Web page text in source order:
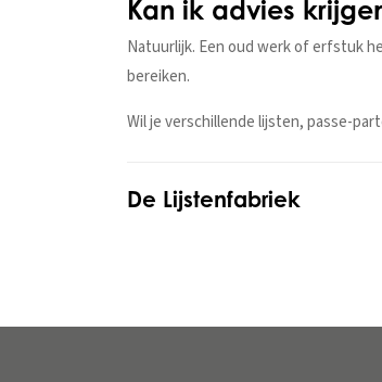
Kan ik advies
Natuurlijk. Een oud werk of erfstuk
bereiken.
Wil je verschillende lijsten, passe-
De Lijstenfabriek